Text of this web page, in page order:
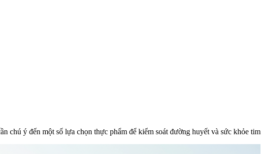
chú ý đến một số lựa chọn thực phẩm để kiểm soát đường huyết và sức khỏe tim